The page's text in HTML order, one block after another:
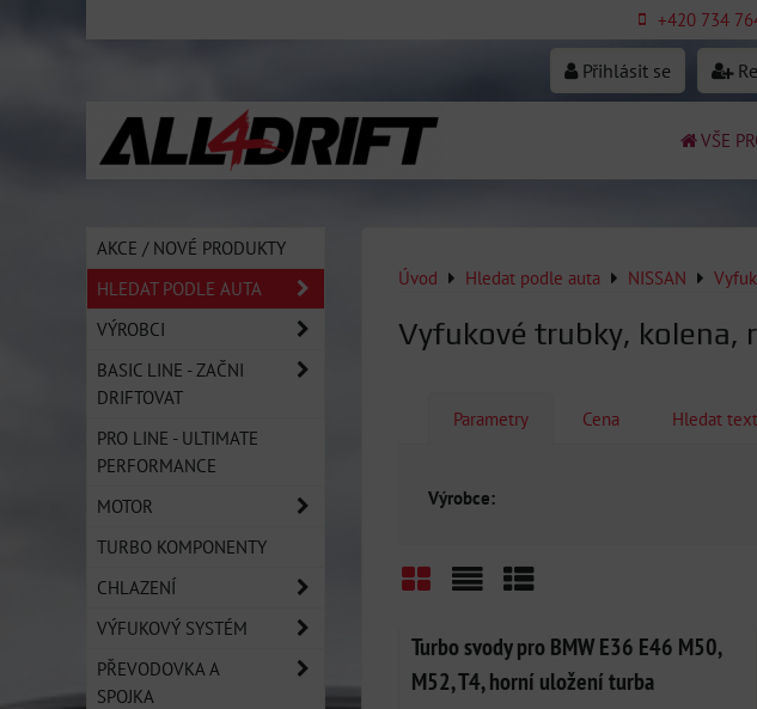
+420 734
Přihlásit se
VŠE
Úvod Hledat podle auta NISSAN
Vyfukové trubky, kolena,
Parametry Cena Hledat text
Výrobce:
Turbo svody pro BMW E36 E46 M50,
M52, T4, horní uložení turba
AKCE / NOVÉ PRODUKTY
HLEDAT PODLE AUTA
VÝROBCI
BASIC LINE - ZAČNI
DRIFTOVAT
PRO LINE - ULTIMATE
PERFORMANCE
MOTOR
TURBO KOMPONENTY
CHLAZENÍ
VÝFUKOVÝ SYSTÉM
PŘEVODOVKA A
SPOJKA